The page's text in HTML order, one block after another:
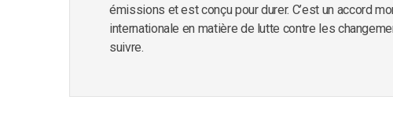
émissions et est conçu pour durer. C’est un accord
internationale en matière de lutte contre les
suivre.